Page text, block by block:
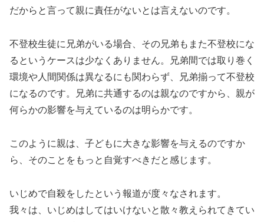
だからと言って親に責任がないとは言えないのです。
不登校生徒に兄弟がいる場合、その兄弟もまた不登校にな
るというケースは少なくありません。兄弟間では取り巻く
環境や人間関係は異なるにも関わらず、兄弟揃って不登校
になるのです。兄弟に共通するのは親なのですから、親が
何らかの影響を与えているのは明らかです。
このように親は、子どもに大きな影響を与えるのですか
ら、そのことをもっと自覚すべきだと感じます。
いじめで自殺をしたという報道が度々なされます。
我々は、いじめはしてはいけないと散々教えられてきてい